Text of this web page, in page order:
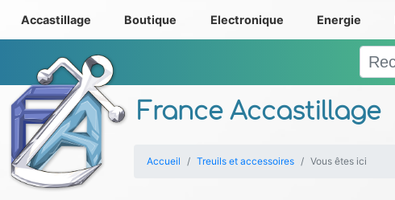
France Accastillage
Accastillage Boutique Electronique Energie
Accueil Treuils et accessoires Vous êtes ici